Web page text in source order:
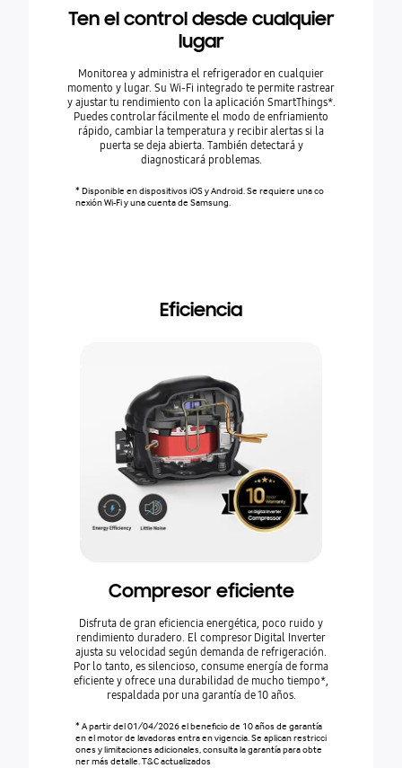
Ten el control desde cualquier
lugar
Monitorea y administra el refrigerador en cualquier
momento y lugar. Su Wi-Fi integrado te permite rastrear
y ajustar tu rendimiento con la aplicación SmartThings*.
Puedes controlar fácilmente el modo de enfriamiento
rápido, cambiar la temperatura y recibir alertas si la
puerta se deja abierta. También detectará y
diagnosticará problemas.
* Disponible en dispositivos iOS y Android. Se requiere una co
nexión Wi-Fi y una cuenta de Samsung.
Eficiencia
Compresor eficiente
Disfruta de gran eficiencia energética, poco ruido y
rendimiento duradero. El compresor Digital Inverter
ajusta su velocidad según demanda de refrigeración.
Por lo tanto, es silencioso, consume energía de forma
eficiente y ofrece una durabilidad de mucho tiempo*,
respaldada por una garantía de 10 años.
* A partir del 01/04/2026 el beneficio de 10 años de garantía
en el motor de lavadoras entra en vigencia. Se aplican restricci
ones y limitaciones adicionales, consulta la garantía para obte
ner más detalle. T&C actualizados